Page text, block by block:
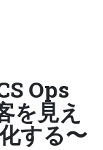
Ops
を見え
する〜